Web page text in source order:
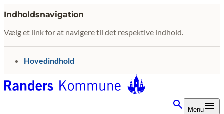
Indholdsnavigation
Vælg et link for at navigere til det respektive indhold.
gå til
Hovedindhold
Menu